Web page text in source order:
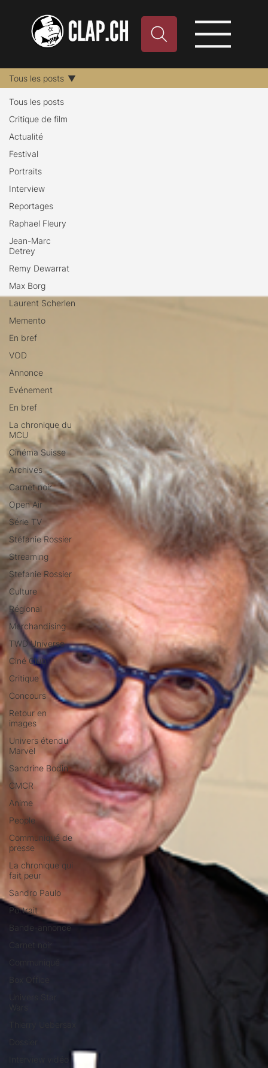
Tous les posts
Critique de film
Actualité
Festival
Portraits
Interview
Reportages
Raphael Fleury
Jean-Marc
Detrey
Remy Dewarrat
Max Borg
Laurent Scherlen
Memento
En bref
VOD
Annonce
Evénement
En bref
La chronique du
MCU
Cinéma Suisse
Archives
Carnet noir
Open Air
Série TV
Stéfanie Rossier
Streaming
Stefanie Rossier
Culture
Régional
Merchandising
TWD Universe
Ciné Club
Critique
Concours
Retour en
images
Univers étendu
Marvel
Sandrine Bodin
CMCR
Anime
People
Communiqué de
presse
La chronique qui
fait peur
Sandro Paulo
Portrait
Bande-annonce
Tous les posts